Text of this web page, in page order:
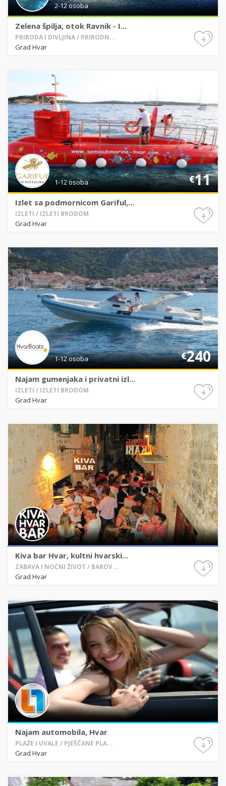
2-12 osoba
Zelena špilja, otok Ravnik - I...
PRIRODA I DIVLJINA / PRIRODN...
Grad Hvar
+
1-12 osoba €11
Izlet sa podmornicom Gariful,...
IZLETI / IZLETI BRODOM
Grad Hvar
+
1-12 osoba €240
Najam gumenjaka i privatni izl...
IZLETI / IZLETI BRODOM
Grad Hvar
+
Kiva bar Hvar, kultni hvarski...
ZABAVA I NOĆNI ŽIVOT / BAROV...
Grad Hvar
+
Najam automobila, Hvar
PLAŽE I UVALE / PJEŠČANE PLA...
Grad Hvar
+